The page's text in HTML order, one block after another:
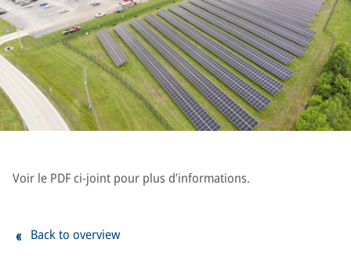
Voir le PDF ci-joint pour plus d’informations.
Back to overview